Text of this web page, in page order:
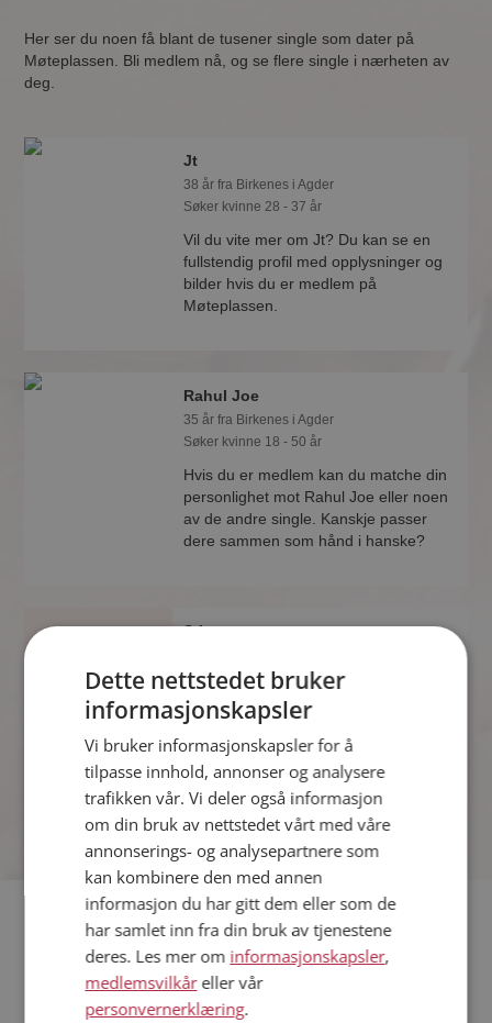
Her ser du noen få blant de tusener single som dater på
Møteplassen. Bli medlem nå, og se flere single i nærheten av
deg.
Jt
38 år fra Birkenes i Agder
Søker kvinne 28 - 37 år
Vil du vite mer om Jt? Du kan se en
fullstendig profil med opplysninger og
bilder hvis du er medlem på
Møteplassen.
Rahul Joe
35 år fra Birkenes i Agder
Søker kvinne 18 - 50 år
Hvis du er medlem kan du matche din
personlighet mot Rahul Joe eller noen
av de andre single. Kanskje passer
dere sammen som hånd i hanske?
Stian
Søker kvinne 29 - 50 år
Hva jobber Stian med? Som medlem
detaljer om de single.
Hvis du søker dating i Birkenes har du kommet til riktig sted.
På Møteplassen kan du bli medlem og søke blant tusenvis av
datinginteresserte single i Birkenes
Dette nettstedet bruker
informasjonskapsler
Vi bruker informasjonskapsler for å
tilpasse innhold, annonser og analysere
trafikken vår. Vi deler også informasjon
om din bruk av nettstedet vårt med våre
annonserings- og analysepartnere som
kan kombinere den med annen
informasjon du har gitt dem eller som de
har samlet inn fra din bruk av tjenestene
deres. Les mer om informasjonskapsler,
medlemsvilkåreller vår
personvernerklæring.